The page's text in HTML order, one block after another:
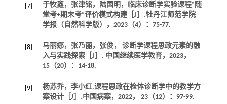
[7]
于牧鑫，张津铭，陆国明，临床诊断学实验课程“随
堂考+期末考”评价模式构建［J］.牡丹江师范学院
学报（自然科学版）
， 2023（4）：75-77.
[8]
马丽娜，张乃丽，张俊， 诊断学课程思政元素的融
入与实践探索［J］. 中国继续医学教育， 2023，
15（20）：14-18.
[9]
杨苏乔，李小红.课程思政在检体诊断学中的教学方
案设计［J］.中国病案， 2022， 23（12）：97-99.